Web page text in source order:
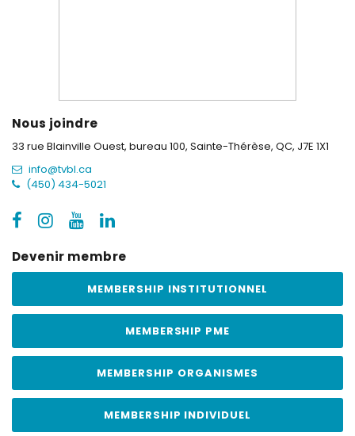
Nous joindre
33 rue Blainville Ouest, bureau 100, Sainte-Thérèse, QC, J7E 1X1
info@tvbl.ca
(450) 434-5021
Devenir membre
MEMBERSHIP INSTITUTIONNEL
MEMBERSHIP PME
MEMBERSHIP ORGANISMES
MEMBERSHIP INDIVIDUEL